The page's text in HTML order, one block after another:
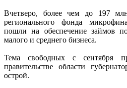
Вчетверо, более чем до 197
регионального фонда
пошли на обеспечение займов
малого и среднего бизнеса.
Тема свободных с сентября
правительстве области
острой.